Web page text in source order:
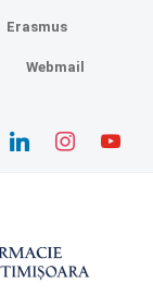
Erasmus
Webmail